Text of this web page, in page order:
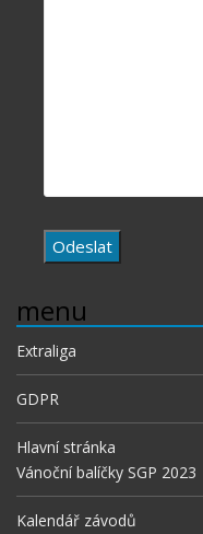
menu
Extraliga
GDPR
Hlavní stránka
Vánoční balíčky SGP 2023
Kalendář závodů